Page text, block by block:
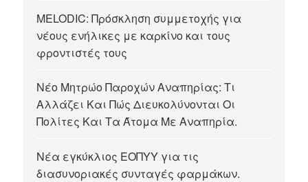
MELODIC: Πρόσκληση συμμετοχής για
νέους ενήλικες με καρκίνο και τους
φροντιστές τους
Νέο Μητρώο Παροχών Αναπηρίας: Τι
Αλλάζει Και Πώς Διευκολύνονται Οι
Πολίτες Και Τα Άτομα Με Αναπηρία.
Νέα εγκύκλιος ΕΟΠΥΥ για τις
διασυνοριακές συνταγές φαρμάκων.